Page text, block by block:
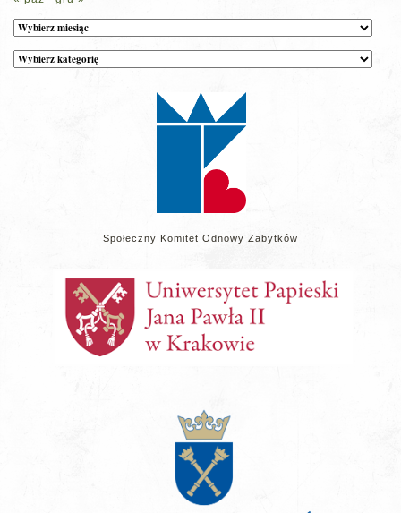
Archiwum
Kategorie
wpisów
Społeczny Komitet Odnowy Zabytków